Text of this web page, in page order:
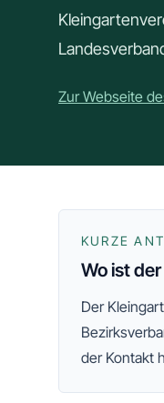
Zur Webseite
KURZE
Wo ist
Der
der Kontakt